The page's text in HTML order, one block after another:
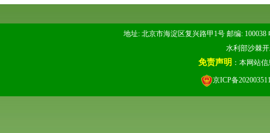
地址: 北京市海淀区复兴路甲1号 邮编: 100038
水利部沙棘
免责声明 ：本网站
京ICP备